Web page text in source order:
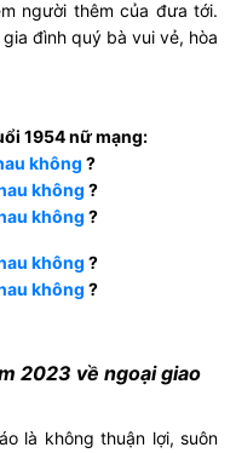
người thêm của đưa tới.
đình quý bà vui vẻ, hòa
1954 nữ mạng:
không ?
không ?
không ?
không ?
không ?
2023 về ngoại giao
là không thuận lợi, suôn